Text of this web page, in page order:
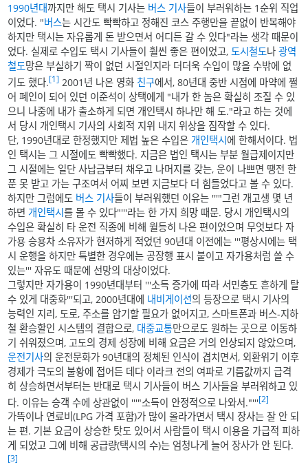
1990년대까지만 해도 택시 기사는 버스 기사들이 부러워하는 1순위 직업
이었다. "버스는 시간도 빡빡하고 정해진 코스 주행만을 끝없이 반복해야
하지만 택시는 자유롭게 돈 받으면서 어디든 갈 수 있다"라는 생각 때문이
었다. 실제로 수입도 택시 기사들이 훨씬 좋은 편이었고, 도시철도나광역
철도망은 부실하기 짝이 없던 시절인지라 더더욱 수입이 많을 수밖에 없
기도 했다.[1] 2001년 나온 영화 친구에서, 80년대 중반 시점에 마약에 쩔
어 폐인이 되어 있던 이준석이 상택에게 "내가 한 놈은 확실히 조질 수 있
으니 나중에 내가 출소하게 되면 개인택시 하나만 해 도."라고 하는 것에
서 당시 개인택시 기사의 사회적 지위 내지 위상을 짐작할 수 있다.
단, 1990년대로 한정했지만 제법 높은 수입은 개인택시에 한해서이다. 법
인 택시는 그 시절에도 빡빡했다. 지금은 법인 택시는 부분 월급제이지만
그 시절에는 일단 사납금부터 채우고 나머지를 갖는, 운이 나쁘면 땡전 한
푼 못 받고 가는 구조여서 어찌 보면 지금보다 더 힘들었다고 볼 수 있다.
하지만 그럼에도 버스 기사들이 부러워했던 이유는 '''"그런 개고생 몇 년
하면 개인택시를 몰 수 있다"'''라는 한 가지 희망 때문. 당시 개인택시의
수입은 확실히 타 운전 직종에 비해 월등히 나은 편이었으며 무엇보다 자
가용 승용차 소유자가 현저하게 적었던 90년대 이전에는 '''평상시에는 택
시 운행을 하지만 특별한 경우에는 공장행 표시 붙이고 자가용처럼 쓸 수
있는''' 자유도 때문에 선망의 대상이었다.
그렇지만 자가용이 1990년대부터 '''소득 증가에 따라 서민층도 흔하게 탈
수 있게 대중화'''되고, 2000년대에 내비게이션의 등장으로 택시 기사의
능력인 지리, 도로, 주소를 암기할 필요가 없어지고, 스마트폰과 버스-지하
철 환승할인 시스템의 결합으로, 대중교통만으로도 원하는 곳으로 이동하
기 쉬워졌으며, 고도의 경제 성장에 비해 요금은 거의 인상되지 않았으며,
운전기사의 운전문화가 90년대의 정체된 인식이 겹치면서, 외환위기 이후
경제가 극도의 불황에 접어든 데다 이라크 전의 여파로 기름값까지 급격
히 상승하면서부터는 반대로 택시 기사들이 버스 기사들을 부러워하고 있
다. 이유는 승객 수에 상관없이 '''"소득이 안정적으로 나와서."'''[2]
가뜩이나 연료비(LPG 가격 포함)가 많이 올라가면서 택시 장사는 잘 안 되
는 편. 기본 요금이 상승한 탓도 있어서 사람들이 택시 이용을 가급적 피하
게 되었고 그에 비해 공급량(택시의 수)는 엄청나게 늘어 장사가 안 된다.
[3]